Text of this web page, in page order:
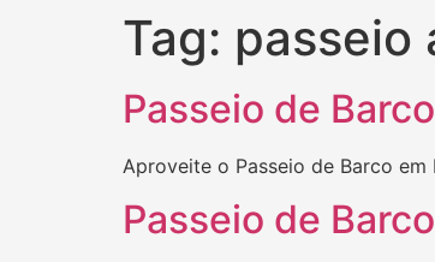
Tag: passeio
Passeio de
Aproveite o Passeio de Barco
Passeio de